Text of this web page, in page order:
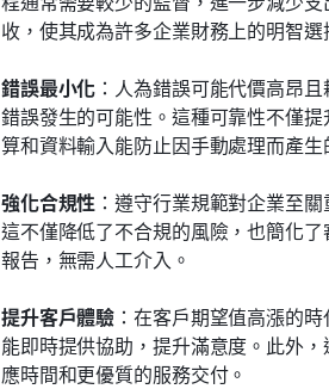
收，使其成為許多企業財務上的明智選
錯誤最小化 ：人為錯誤可能代價高昂
錯誤發生的可能性。這種可靠性不僅
算和資料輸入能防止因手動處理而產生
強化合規性 ：遵守行業規範對企業至
這不僅降低了不合規的風險，也簡化
報告，無需人工介入。
提升客戶體驗 ：在客戶期望值高漲的
能即時提供協助，提升滿意度。此外
應時間和更優質的服務交付。